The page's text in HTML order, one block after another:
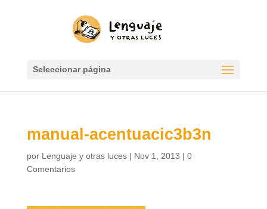
Seleccionar página
manual-acentuacic3b3n
por Lenguaje y otras luces| Nov 1, 2013 | 0
Comentarios